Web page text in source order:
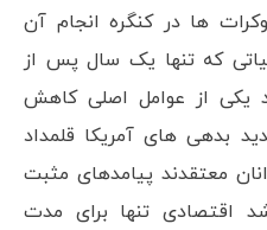
ها در کنگره انجام آن
که تنها یک سال پس از
۲۰۱۶ نهایی شد یکی از عوامل اصلی کاهش
بدهی های آمریکا قلمداد
معتقدند پیامدهای مثبت
اقتصادی تنها برای مدت